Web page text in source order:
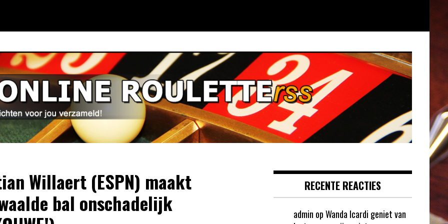
Willaert (ESPN) maakt
bal onschadelijk
RECENTE REACTIES
admin opWanda Icardi geniet van